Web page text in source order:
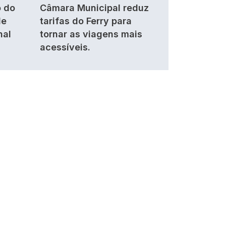
do
Câmara Municipal reduz
tarifas do Ferry para
tornar as viagens mais
acessíveis.